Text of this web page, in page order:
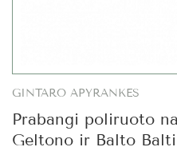
GINTARO APYRANKĖS
Prabangi poliruoto
Geltono ir Balto